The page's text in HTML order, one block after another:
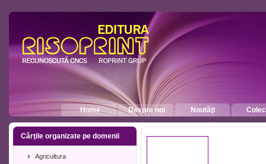
Home Despre noi Noutăţi
Cărţile organizate pe domenii
Agricultura